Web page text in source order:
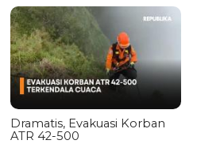
Dramatis, Evakuasi Korban
ATR 42-500